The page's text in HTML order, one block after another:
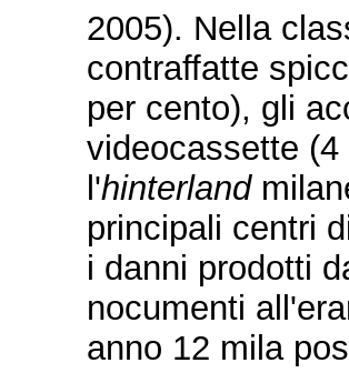
2005). Nella
contraffatte
per cento), gli
videocassette
l'hinterland
principali centri
i danni prodotti
nocumenti
anno 12 mila